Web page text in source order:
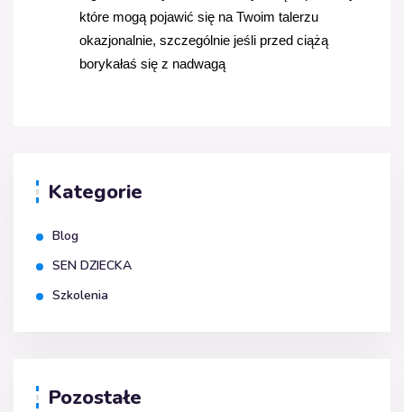
które mogą pojawić się na Twoim talerzu
okazjonalnie, szczególnie jeśli przed ciążą
borykałaś się z nadwagą
Kategorie
Blog
SEN DZIECKA
Szkolenia
Pozostałe